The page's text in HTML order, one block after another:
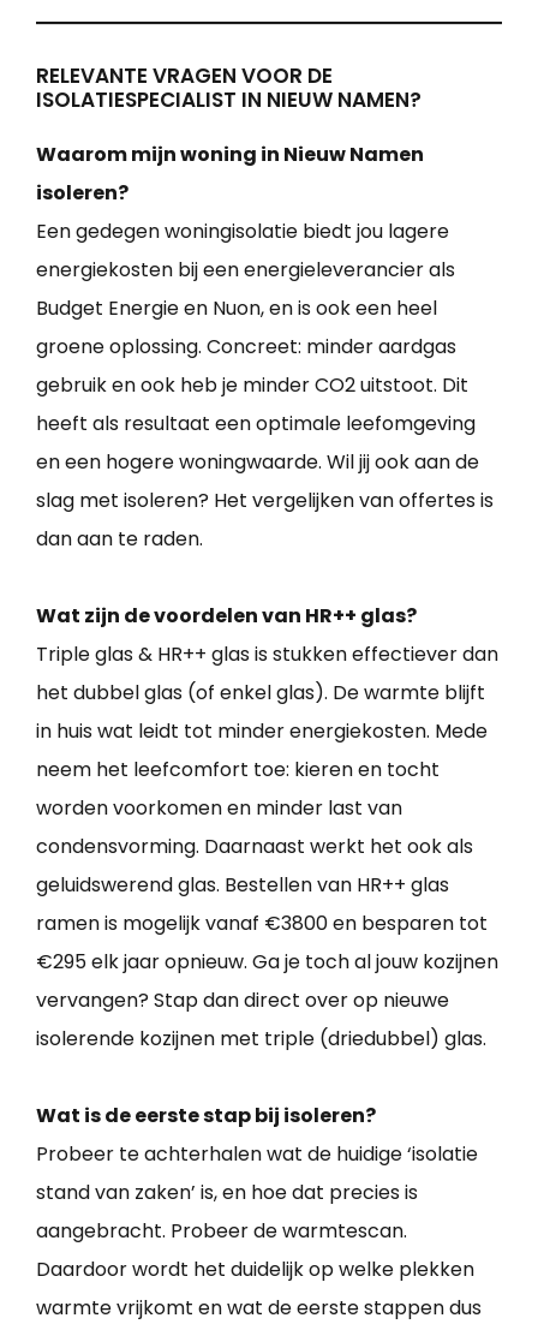
RELEVANTE VRAGEN VOOR DE
ISOLATIESPECIALIST IN NIEUW NAMEN?
Waarom mijn woning in Nieuw Namen
isoleren?
Een gedegen woningisolatie biedt jou lagere
energiekosten bij een energieleverancier als
Budget Energie en Nuon, en is ook een heel
groene oplossing. Concreet: minder aardgas
gebruik en ook heb je minder CO2 uitstoot. Dit
heeft als resultaat een optimale leefomgeving
en een hogere woningwaarde. Wil jij ook aan de
slag met isoleren? Het vergelijken van offertes is
dan aan te raden.
Wat zijn de voordelen van HR++ glas?
Triple glas & HR++ glas is stukken effectiever dan
het dubbel glas (of enkel glas). De warmte blijft
in huis wat leidt tot minder energiekosten. Mede
neem het leefcomfort toe: kieren en tocht
worden voorkomen en minder last van
condensvorming. Daarnaast werkt het ook als
geluidswerend glas. Bestellen van HR++ glas
ramen is mogelijk vanaf €3800 en besparen tot
€295 elk jaar opnieuw. Ga je toch al jouw kozijnen
vervangen? Stap dan direct over op nieuwe
isolerende kozijnen met triple (driedubbel) glas.
Wat is de eerste stap bij isoleren?
Probeer te achterhalen wat de huidige ‘isolatie
stand van zaken’ is, en hoe dat precies is
aangebracht. Probeer de warmtescan.
Daardoor wordt het duidelijk op welke plekken
warmte vrijkomt en wat de eerste stappen dus